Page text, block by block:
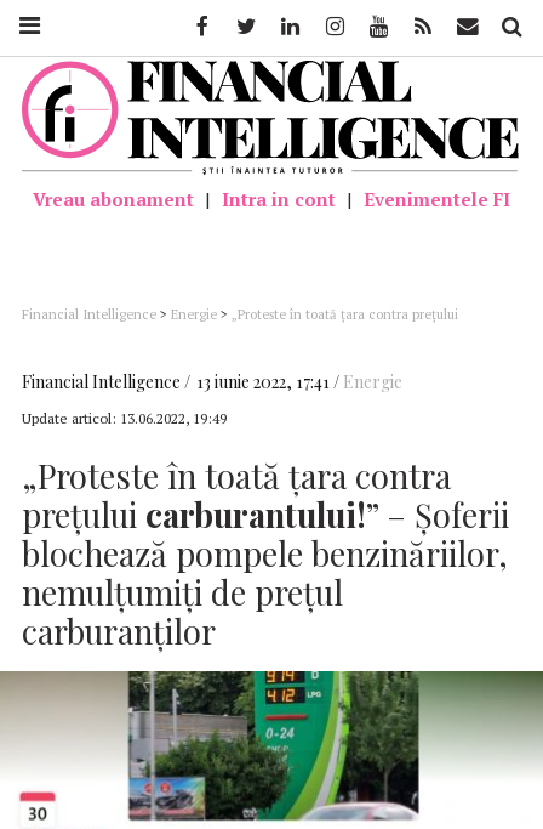
Vreau abonament | Intra in cont | Evenimentele FI
Financial Intelligence > Energie > „Proteste în toată țara contra prețului
Financial Intelligence 13 iunie 2022, 17:41 Energie
Update articol: 13.06.2022, 19:49
„Proteste în toată țara contra
prețului carburantului!” – Șoferii
blochează pompele benzinăriilor,
nemulțumiți de prețul
carburanților
FacebookTwitter LinkedinInstagramYoutube Feed Mail